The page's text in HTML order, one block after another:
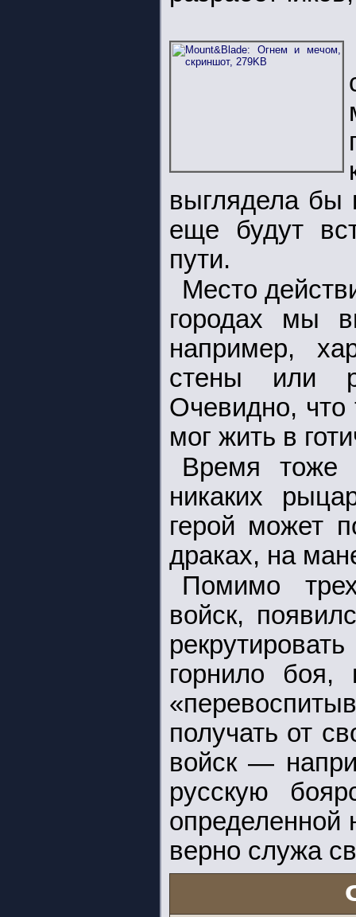
выглядела бы
еще будут
пути.
Место
городах мы
например,
стены или
Очевидно,
мог жить в
Время тоже
никаких
герой может
драках, на
Помимо
войск,
горнило боя,
получать от
войск —
русскую
определенной
верно служа